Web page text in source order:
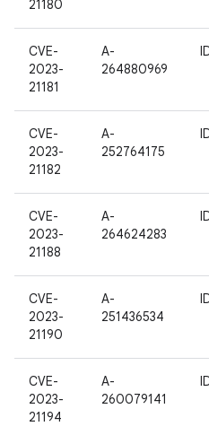
21180
CVE-
2023-
21181
A-
264880969
CVE-
2023-
21182
A-
252764175
CVE-
2023-
21188
A-
264624283
CVE-
2023-
21190
A-
251436534
CVE-
2023-
21194
A-
260079141